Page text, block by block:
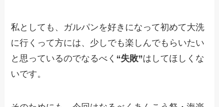
私としても、ガルパンを好きになって初めて大洗
に行くって方には、少しでも楽しんでもらいたい
と思っているのでなるべく “失敗”はしてほしくな
いです。